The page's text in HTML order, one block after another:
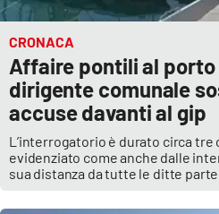
CRONACA
Affaire pontili al porto
dirigente comunale
accuse davanti al gip
L’interrogatorio è durato circa tre
evidenziato come anche dalle
sua distanza da tutte le ditte